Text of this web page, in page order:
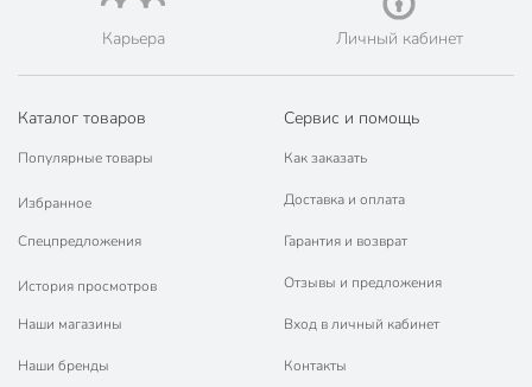
Карьера Личный кабинет
Каталог товаров
Популярные товары
Избранное
Спецпредложения
История просмотров
Наши магазины
Наши бренды
Сервис и помощь
Как заказать
Доставка и оплата
Гарантия и возврат
Отзывы и предложения
Вход в личный кабинет
Контакты